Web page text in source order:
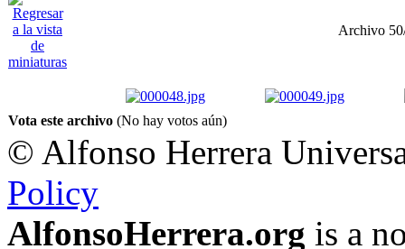
Archivo
Vota este archivo (No hay votos aún)
© Alfonso Herrera
Policy
AlfonsoHerrera.org is a